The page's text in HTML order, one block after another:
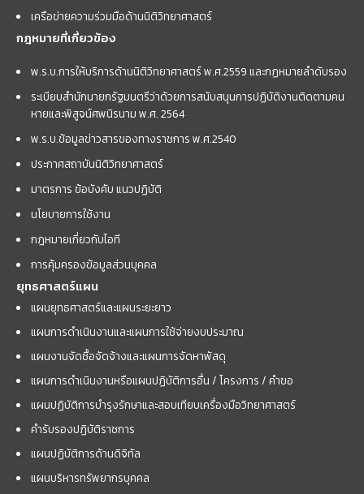
เครือข่ายความร่วมมือด้านนิติวิทยาศาสตร์
กฎหมายที่เกี่ยวข้อง
พ.ร.บ.การให้บริการด้านนิติวิทยาศาสตร์ พ.ศ.2559 และกฏหมายลำดับรอง
ระเบียบสำนักนายกรัฐมนตรีว่าด้วยการสนับสนุนการปฏิบัติงานติดตามคน
หายและพิสูจน์ศพนิรนาม พ.ศ. 2564
พ.ร.บ.ข้อมูลข่าวสารของทางราชการ พ.ศ.2540
ประกาศสถาบันนิติวิทยาศาสตร์
มาตรการ ข้อบังคับ แนวปฏิบัติ
นโยบายการใช้งาน
กฎหมายเกี่ยวกับไอที
การคุ้มครองข้อมูลส่วนบุคคล
ยุทธศาสตร์แผน
แผนยุทธศาสตร์และแผนระยะยาว
แผนการดำเนินงานและแผนการใช้จ่ายงบประมาณ
แผนงานจัดซื้อจัดจ้างและแผนการจัดหาพัสดุ
แผนการดำเนินงานหรือแผนปฏิบัติการอื่น / โครงการ / คำขอ
แผนปฏิบัติการบำรุงรักษาและสอบเทียบเครื่องมือวิทยาศาสตร์
คำรับรองปฏิบัติราชการ
แผนปฏิบัติการด้านดิจิทัล
แผนบริหารทรัพยากรบุคคล